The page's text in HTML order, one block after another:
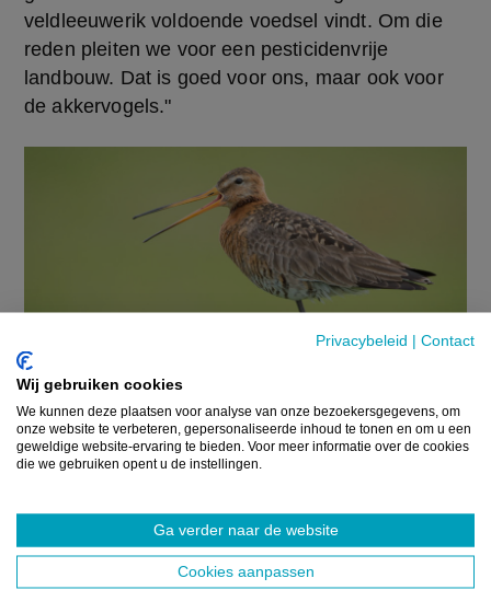
Privacybeleid | Contact
Wij gebruiken cookies
We kunnen deze plaatsen voor analyse van onze bezoekersgegevens, om
onze website te verbeteren, gepersonaliseerde inhoud te tonen en om u een
geweldige website-ervaring te bieden. Voor meer informatie over de cookies
die we gebruiken opent u de instellingen.
Ga verder naar de website
Cookies aanpassen
veldleeuwerik voldoende voedsel vindt. Om die
reden pleiten we voor een pesticidenvrije
landbouw. Dat is goed voor ons, maar ook voor
de akkervogels."
UITGELICHT
Vlaanderen gaat weidevogels,
vleermuizen en otters extra
beschermen